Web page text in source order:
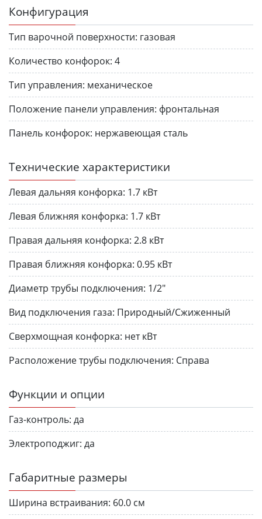
Конфигурация
Тип варочной поверхности: газовая
Количество конфорок: 4
Тип управления: механическое
Положение панели управления: фронтальная
Панель конфорок: нержавеющая сталь
Технические характеристики
Левая дальняя конфорка: 1.7 кВт
Левая ближняя конфорка: 1.7 кВт
Правая дальняя конфорка: 2.8 кВт
Правая ближняя конфорка: 0.95 кВт
Диаметр трубы подключения: 1/2"
Вид подключения газа: Природный/Сжиженный
Сверхмощная конфорка: нет кВт
Расположение трубы подключения: Справа
Функции и опции
Газ-контроль: да
Электроподжиг: да
Габаритные размеры
Ширина встраивания: 60.0 см